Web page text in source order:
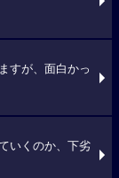
すが、面白かっ
いくのか、下劣